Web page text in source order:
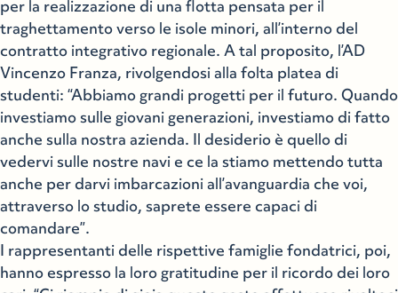
per la realizzazione di una flotta pensata per il
traghettamento verso le isole minori, all’interno del
contratto integrativo regionale. A tal proposito, l’AD
Vincenzo Franza, rivolgendosi alla folta platea di
studenti: “Abbiamo grandi progetti per il futuro. Quando
investiamo sulle giovani generazioni, investiamo di fatto
anche sulla nostra azienda. Il desiderio è quello di
vedervi sulle nostre navi e ce la stiamo mettendo tutta
anche per darvi imbarcazioni all’avanguardia che voi,
attraverso lo studio, saprete essere capaci di
comandare”.
I rappresentanti delle rispettive famiglie fondatrici, poi,
hanno espresso la loro gratitudine per il ricordo dei loro